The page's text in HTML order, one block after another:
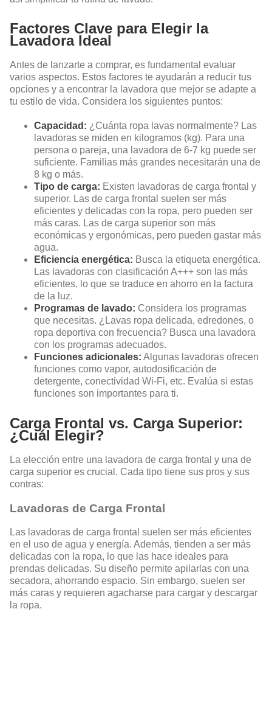
Factores Clave para Elegir la
Lavadora Ideal
Antes de lanzarte a comprar, es fundamental evaluar
varios aspectos. Estos factores te ayudarán a reducir tus
opciones y a encontrar la lavadora que mejor se adapte a
tu estilo de vida. Considera los siguientes puntos:
Capacidad: ¿Cuánta ropa lavas normalmente? Las
lavadoras se miden en kilogramos (kg). Para una
persona o pareja, una lavadora de 6-7 kg puede ser
suficiente. Familias más grandes necesitarán una de
8 kg o más.
Tipo de carga: Existen lavadoras de carga frontal y
superior. Las de carga frontal suelen ser más
eficientes y delicadas con la ropa, pero pueden ser
más caras. Las de carga superior son más
económicas y ergonómicas, pero pueden gastar más
agua.
Eficiencia energética: Busca la etiqueta energética.
Las lavadoras con clasificación A+++ son las más
eficientes, lo que se traduce en ahorro en la factura
de la luz.
Programas de lavado: Considera los programas
que necesitas. ¿Lavas ropa delicada, edredones, o
ropa deportiva con frecuencia? Busca una lavadora
con los programas adecuados.
Funciones adicionales: Algunas lavadoras ofrecen
funciones como vapor, autodosificación de
detergente, conectividad Wi-Fi, etc. Evalúa si estas
funciones son importantes para ti.
Carga Frontal vs. Carga Superior:
¿Cuál Elegir?
La elección entre una lavadora de carga frontal y una de
carga superior es crucial. Cada tipo tiene sus pros y sus
contras:
Lavadoras de Carga Frontal
Las lavadoras de carga frontal suelen ser más eficientes
en el uso de agua y energía. Además, tienden a ser más
delicadas con la ropa, lo que las hace ideales para
prendas delicadas. Su diseño permite apilarlas con una
secadora, ahorrando espacio. Sin embargo, suelen ser
más caras y requieren agacharse para cargar y descargar
la ropa.